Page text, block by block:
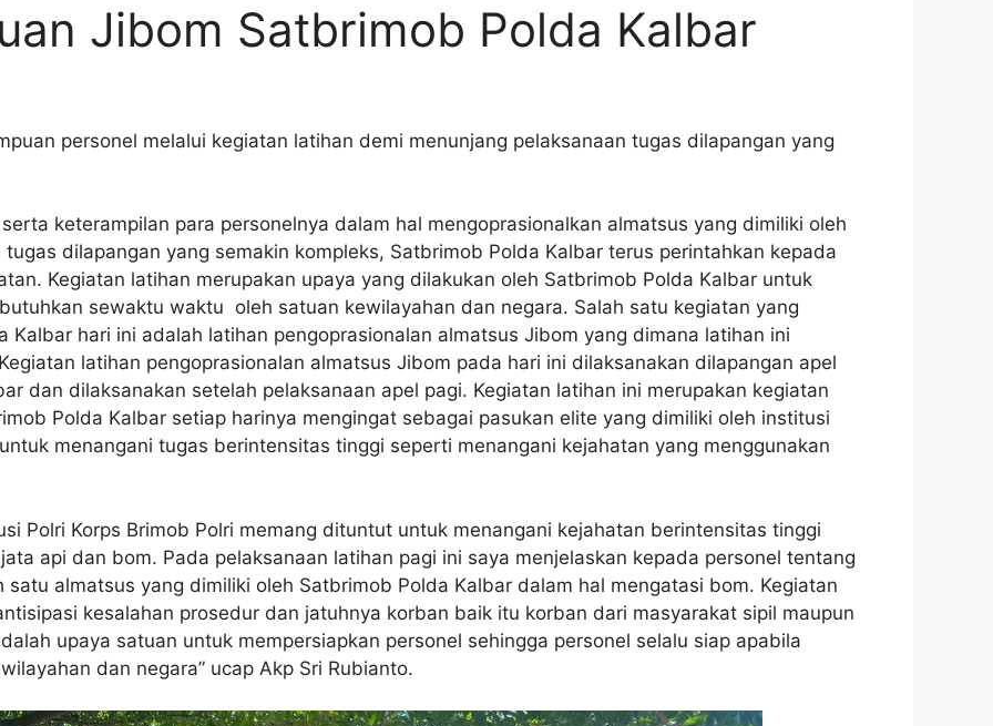
Jibom Satbrimob Polda Kalbar
personel melalui kegiatan latihan demi menunjang pelaksanaan tugas dilapangan yang
keterampilan para personelnya dalam hal mengoprasionalkan almatsus yang dimiliki oleh
dilapangan yang semakin kompleks, Satbrimob Polda Kalbar terus perintahkan kepada
Kegiatan latihan merupakan upaya yang dilakukan oleh Satbrimob Polda Kalbar untuk
sewaktu waktu oleh satuan kewilayahan dan negara. Salah satu kegiatan yang
Kalbar hari ini adalah latihan pengoprasionalan almatsus Jibom yang dimana latihan ini
latihan pengoprasionalan almatsus Jibom pada hari ini dilaksanakan dilapangan apel
dan dilaksanakan setelah pelaksanaan apel pagi. Kegiatan latihan ini merupakan kegiatan
Polda Kalbar setiap harinya mengingat sebagai pasukan elite yang dimiliki oleh institusi
menangani tugas berintensitas tinggi seperti menangani kejahatan yang menggunakan
Polri Korps Brimob Polri memang dituntut untuk menangani kejahatan berintensitas tinggi
api dan bom. Pada pelaksanaan latihan pagi ini saya menjelaskan kepada personel tentang
almatsus yang dimiliki oleh Satbrimob Polda Kalbar dalam hal mengatasi bom. Kegiatan
kesalahan prosedur dan jatuhnya korban baik itu korban dari masyarakat sipil maupun
upaya satuan untuk mempersiapkan personel sehingga personel selalu siap apabila
dan negara” ucap Akp Sri Rubianto.